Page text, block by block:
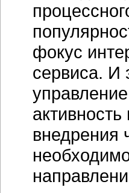
фокус
сервиса. И
внедрения